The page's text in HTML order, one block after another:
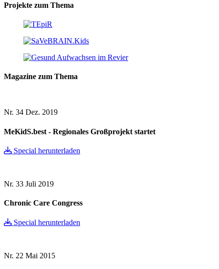
Projekte zum Thema
Magazine zum Thema
Nr. 34 Dez. 2019
MeKidS.best - Regionales Großprojekt startet
Special herunterladen
Nr. 33 Juli 2019
Chronic Care Congress
Special herunterladen
Nr. 22 Mai 2015